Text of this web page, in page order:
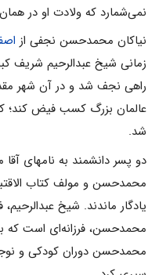
نمی‌‌شمارد که ولادت او در
نیاکان محمدحسن نجفی از
زمانى شیخ عبدالرحیم شریف
راهى نجف شد و در آن شهر
عالمان بزرگ کسب فیض کند؛
شد.
دو پسر دانشمند به نامهاى
محمدحسن و مولف کتاب
یادگار ماندند. شیخ
محمدحسن، فرزانه‌اى است که
محمدحسن دوران کودکى و